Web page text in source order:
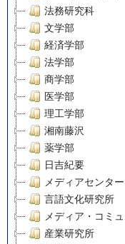
法務研究科
文学部
経済学部
法学部
商学部
医学部
理工学部
湘南藤沢
薬学部
日吉紀要
メディアセンター
言語文化研究所
メディア・コミ
産業研究所